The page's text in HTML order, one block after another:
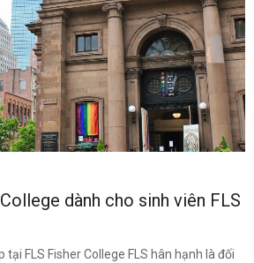
dành cho sinh viên FLS
FLS Fisher College FLS hân hạnh là đối